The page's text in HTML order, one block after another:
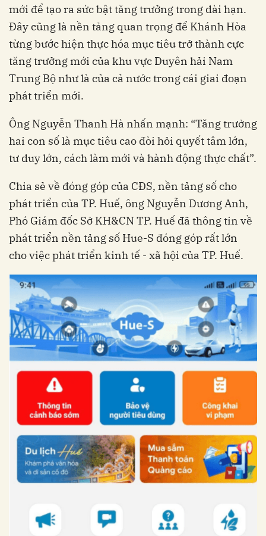
mới để tạo ra sức bật tăng trưởng trong dài hạn.
Đây cũng là nền tảng quan trọng để Khánh Hòa
từng bước hiện thực hóa mục tiêu trở thành cực
tăng trưởng mới của khu vực Duyên hải Nam
Trung Bộ như là của cả nước trong cái giai đoạn
phát triển mới.
Ông Nguyễn Thanh Hà nhấn mạnh: “Tăng trưởng
hai con số là mục tiêu cao đòi hỏi quyết tâm lớn,
tư duy lớn, cách làm mới và hành động thực chất”.
Chia sẻ về đóng góp của CĐS, nền tảng số cho
phát triển của TP. Huế, ông Nguyễn Dương Anh,
Phó Giám đốc Sở KH&CN TP. Huế đã thông tin về
phát triển nền tảng số Hue-S đóng góp rất lớn
cho việc phát triển kinh tế - xã hội của TP. Huế.